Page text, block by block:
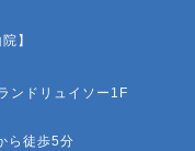
】
ンドリュイソー1F
ら徒歩5分